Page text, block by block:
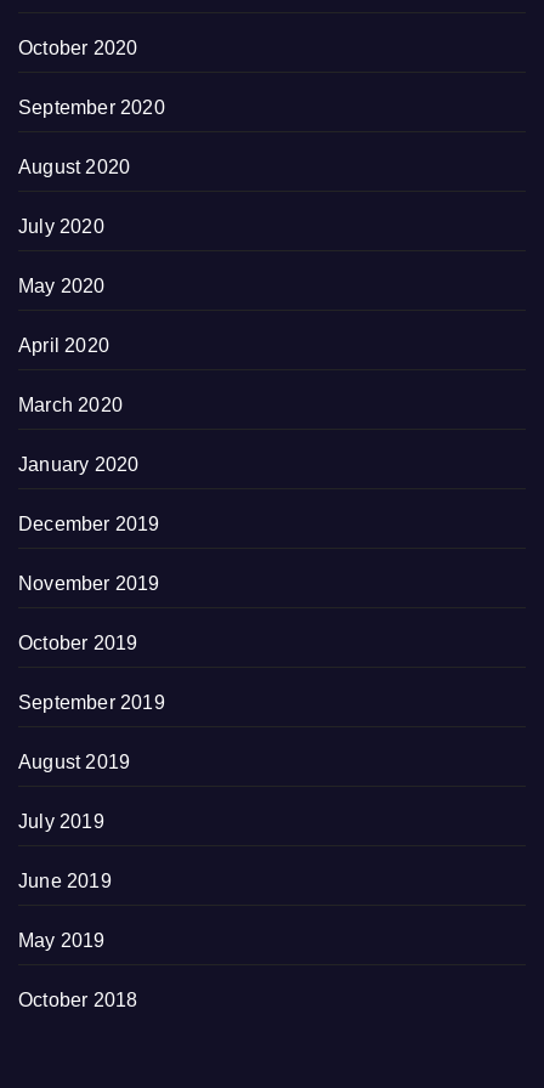
October 2020
September 2020
August 2020
July 2020
May 2020
April 2020
March 2020
January 2020
December 2019
November 2019
October 2019
September 2019
August 2019
July 2019
June 2019
May 2019
October 2018